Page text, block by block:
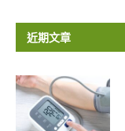
近期文章